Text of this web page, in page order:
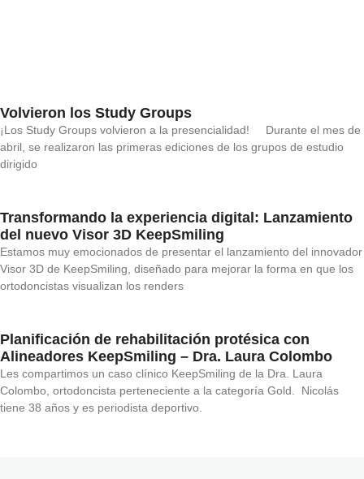
Volvieron los Study Groups
¡Los Study Groups volvieron a la presencialidad! Durante el mes de
abril, se realizaron las primeras ediciones de los grupos de estudio
dirigido
Transformando la experiencia digital: Lanzamiento
del nuevo Visor 3D KeepSmiling
Estamos muy emocionados de presentar el lanzamiento del innovador
Visor 3D de KeepSmiling, diseñado para mejorar la forma en que los
ortodoncistas visualizan los renders
Planificación de rehabilitación protésica con
Alineadores KeepSmiling – Dra. Laura Colombo
Les compartimos un caso clínico KeepSmiling de la Dra. Laura
Colombo, ortodoncista perteneciente a la categoría Gold. Nicolás
tiene 38 años y es periodista deportivo.